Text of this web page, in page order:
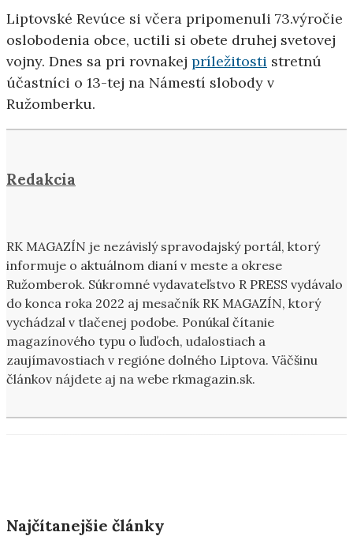
Liptovské Revúce si včera pripomenuli 73.výročie
oslobodenia obce, uctili si obete druhej svetovej
vojny. Dnes sa pri rovnakej príležitosti stretnú
účastníci o 13-tej na Námestí slobody v
Ružomberku.
Redakcia
RK MAGAZÍN je nezávislý spravodajský portál, ktorý
informuje o aktuálnom dianí v meste a okrese
Ružomberok. Súkromné vydavateľstvo R PRESS vydávalo
do konca roka 2022 aj mesačník RK MAGAZÍN, ktorý
vychádzal v tlačenej podobe. Ponúkal čítanie
magazínového typu o ľuďoch, udalostiach a
zaujímavostiach v regióne dolného Liptova. Väčšinu
článkov nájdete aj na webe rkmagazin.sk.
Najčítanejšie články